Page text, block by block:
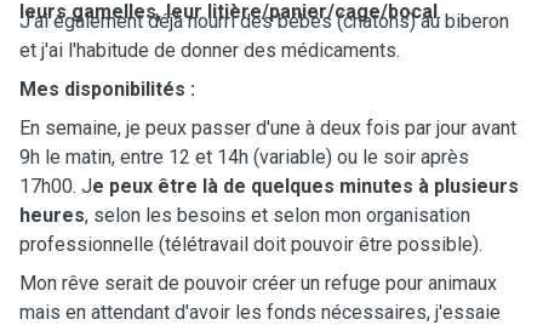
leurs gamelles, leur litière/panier/cage/bocal.
J'ai également déjà nourri des bébés (chatons) au biberon
et j'ai l'habitude de donner des médicaments.
Mes disponibilités :
En semaine, je peux passer d'une à deux fois par jour avant
9h le matin, entre 12 et 14h (variable) ou le soir après
17h00. Je peux être là de quelques minutes à plusieurs
heures, selon les besoins et selon mon organisation
professionnelle (télétravail doit pouvoir être possible).
Mon rêve serait de pouvoir créer un refuge pour animaux
mais en attendant d'avoir les fonds nécessaires, j'essaie